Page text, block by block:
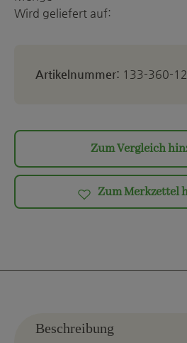
Wird geliefert auf:
Artikelnummer: 133-360-
Zum Vergleich
Zum Merkzettel
Beschreibung